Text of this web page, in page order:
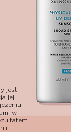
jest
jej
w